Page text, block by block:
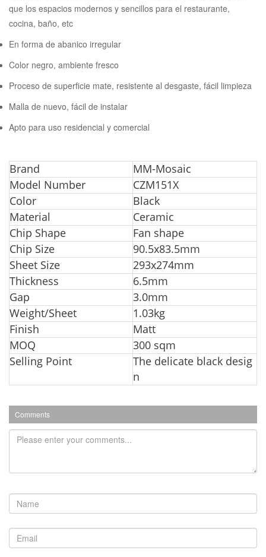
que los espacios modernos y sencillos para el restaurante,
cocina, baño, etc
En forma de abanico irregular
Color negro, ambiente fresco
Proceso de superficie mate, resistente al desgaste, fácil limpieza
Malla de nuevo, fácil de instalar
Apto para uso residencial y comercial
Brand
MM-Mosaic
Model Number
CZM151X
Color
Black
Material
Ceramic
Chip Shape
Fan shape
Chip Size
90.5x83.5mm
Sheet Size
293x274mm
Thickness
6.5mm
Gap
3.0mm
Weight/Sheet
1.03kg
Finish
Matt
MOQ
300 sqm
Selling Point
The delicate black desig
n
Comments